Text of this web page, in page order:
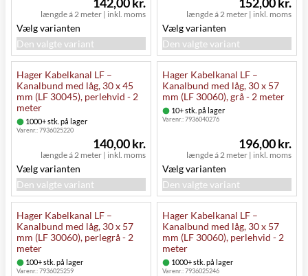
længde á 2 meter | inkl. moms
Vælg varianten
Den valgte variant
længde á 2 meter | inkl. moms
Vælg varianten
Den valgte variant
Hager Kabelkanal LF –
Kanalbund med låg, 30 x 45
mm (LF 30045), perlehvid - 2
meter
1000+ stk. på lager
Varenr.:7936025220
længde á 2 meter | inkl. moms
140,00 kr.
Vælg varianten
Den valgte variant
Hager Kabelkanal LF –
Kanalbund med låg, 30 x 57
mm (LF 30060), grå - 2 meter
10+ stk. på lager
Varenr.:7936040276
længde á 2 meter | inkl. moms
196,00 kr.
Vælg varianten
Den valgte variant
Hager Kabelkanal LF –
Kanalbund med låg, 30 x 57
mm (LF 30060), perlegrå - 2
meter
100+ stk. på lager
Varenr.:7936025259
Hager Kabelkanal LF –
Kanalbund med låg, 30 x 57
mm (LF 30060), perlehvid - 2
meter
1000+ stk. på lager
Varenr.:7936025246